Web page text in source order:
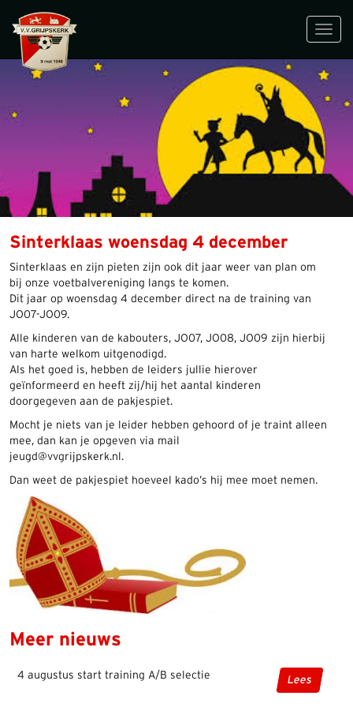
Sinterklaas woensdag 4 december
Sinterklaas en zijn pieten zijn ook dit jaar weer van plan om
bij onze voetbalvereniging langs te komen.
Dit jaar op woensdag 4 december direct na de training van
JO07-JO09.
Alle kinderen van de kabouters, JO07, JO08, JO09 zijn hierbij
van harte welkom uitgenodigd.
Als het goed is, hebben de leiders jullie hierover
geïnformeerd en heeft zij/hij het aantal kinderen
doorgegeven aan de pakjespiet.
Mocht je niets van je leider hebben gehoord of je traint alleen
mee, dan kan je opgeven via mail
jeugd@vvgrijpskerk.nl.
Dan weet de pakjespiet hoeveel kado’s hij mee moet nemen.
Meer nieuws
4 augustus start training A/B selectie Lees